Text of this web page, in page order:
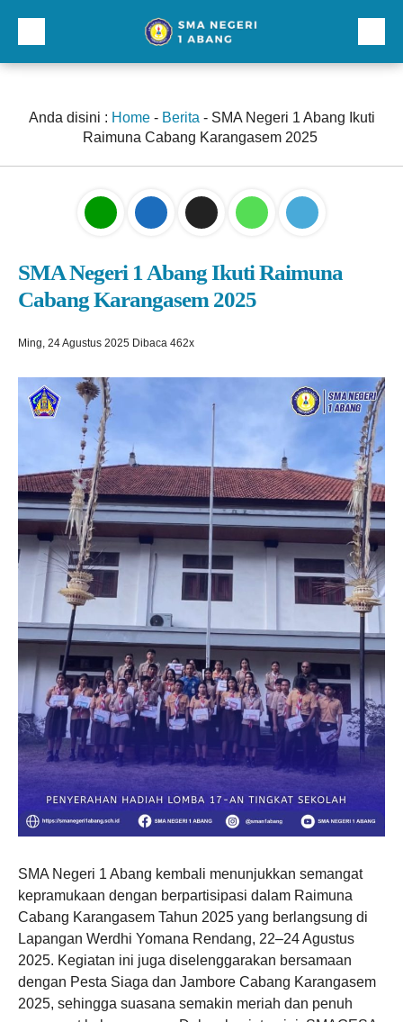
Profil
Kurikulum dan Kesiswaan
Lainnnya
Anda disini : Home- Berita - SMA Negeri 1 Abang Ikuti
Raimuna Cabang Karangasem 2025
SMA Negeri 1 Abang Ikuti Raimuna
Cabang Karangasem 2025
Ming, 24 Agustus 2025 Dibaca 462x
SMA Negeri 1 Abang kembali menunjukkan semangat
kepramukaan dengan berpartisipasi dalam Raimuna
Cabang Karangasem Tahun 2025 yang berlangsung di
Lapangan Werdhi Yomana Rendang, 22–24 Agustus
2025. Kegiatan ini juga diselenggarakan bersamaan
dengan Pesta Siaga dan Jambore Cabang Karangasem
2025, sehingga suasana semakin meriah dan penuh